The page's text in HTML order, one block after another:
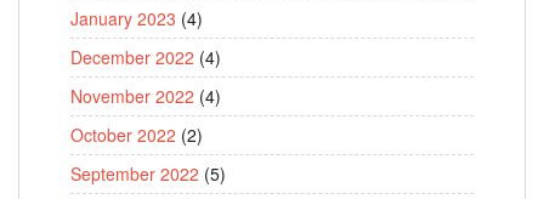
January 2023 (4)
December 2022 (4)
November 2022 (4)
October 2022 (2)
September 2022 (5)